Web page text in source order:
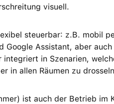
visuell.
steuerbar: z.B. mobil
Google Assistant, aber
in Szenarien,
in allen Räumen zu
ist auch der Betrieb im